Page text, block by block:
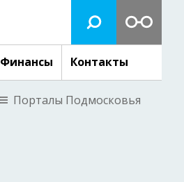
Финансы Контакты
Порталы Подмосковья